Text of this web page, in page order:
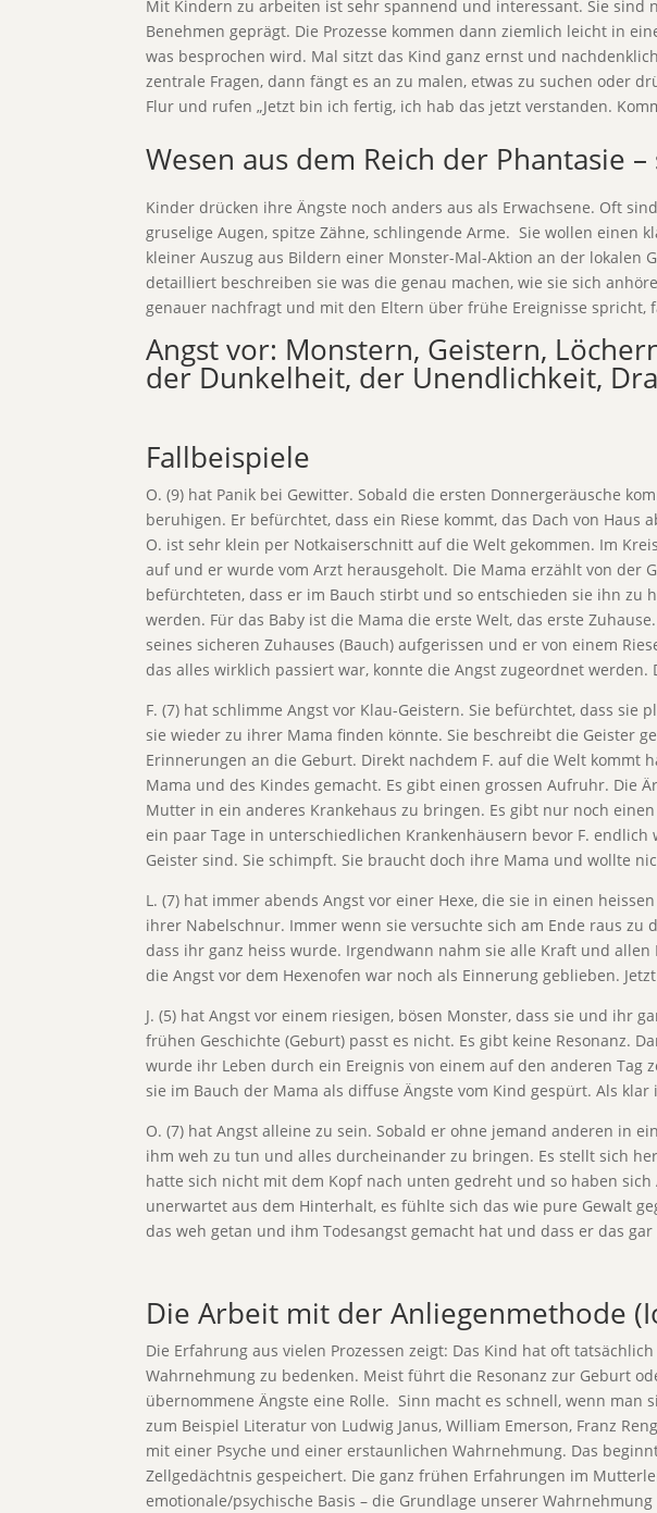
Mit Kindern zu arbeiten ist sehr spannend und interessant. Sie
Benehmen geprägt. Die Prozesse kommen dann ziemlich leicht in
was besprochen wird. Mal sitzt das Kind ganz ernst und
zentrale Fragen, dann fängt es an zu malen, etwas zu suchen oder
Flur und rufen „Jetzt bin ich fertig, ich hab das jetzt verstanden.
Wesen aus dem Reich der Phantasie
Kinder drücken ihre Ängste noch anders aus als Erwachsene. Oft
gruselige Augen, spitze Zähne, schlingende Arme. Sie wollen einen
kleiner Auszug aus Bildern einer Monster-Mal-Aktion an der lokalen
detailliert beschreiben sie was die genau machen, wie sie sich
genauer nachfragt und mit den Eltern über frühe Ereignisse
Angst vor: Monstern, Geistern,
der Dunkelheit, der Unendlichkeit,
Fallbeispiele
O. (9) hat Panik bei Gewitter. Sobald die ersten Donnergeräusche
beruhigen. Er befürchtet, dass ein Riese kommt, das Dach von
O. ist sehr klein per Notkaiserschnitt auf die Welt gekommen. Im
auf und er wurde vom Arzt herausgeholt. Die Mama erzählt von der
befürchteten, dass er im Bauch stirbt und so entschieden sie ihn zu
werden. Für das Baby ist die Mama die erste Welt, das erste
seines sicheren Zuhauses (Bauch) aufgerissen und er von einem
das alles wirklich passiert war, konnte die Angst zugeordnet
F. (7) hat schlimme Angst vor Klau-Geistern. Sie befürchtet, dass
sie wieder zu ihrer Mama finden könnte. Sie beschreibt die Geister
Erinnerungen an die Geburt. Direkt nachdem F. auf die Welt kommt
Mama und des Kindes gemacht. Es gibt einen grossen Aufruhr.
Mutter in ein anderes Krankehaus zu bringen. Es gibt nur noch
ein paar Tage in unterschiedlichen Krankenhäusern bevor F.
Geister sind. Sie schimpft. Sie braucht doch ihre Mama und wollte
L. (7) hat immer abends Angst vor einer Hexe, die sie in einen
ihrer Nabelschnur. Immer wenn sie versuchte sich am Ende raus
dass ihr ganz heiss wurde. Irgendwann nahm sie alle Kraft und
die Angst vor dem Hexenofen war noch als Einnerung geblieben.
J. (5) hat Angst vor einem riesigen, bösen Monster, dass sie und ihr
frühen Geschichte (Geburt) passt es nicht. Es gibt keine Resonanz.
wurde ihr Leben durch ein Ereignis von einem auf den anderen Tag
sie im Bauch der Mama als diffuse Ängste vom Kind gespürt. Als
O. (7) hat Angst alleine zu sein. Sobald er ohne jemand anderen in
ihm weh zu tun und alles durcheinander zu bringen. Es stellt sich
hatte sich nicht mit dem Kopf nach unten gedreht und so haben
unerwartet aus dem Hinterhalt, es fühlte sich das wie pure Gewalt
das weh getan und ihm Todesangst gemacht hat und dass er das
Die Arbeit mit der Anliegenmethode
Die Erfahrung aus vielen Prozessen zeigt: Das Kind hat oft
Wahrnehmung zu bedenken. Meist führt die Resonanz zur Geburt
übernommene Ängste eine Rolle. Sinn macht es schnell, wenn man
zum Beispiel Literatur von Ludwig Janus, William Emerson, Franz
mit einer Psyche und einer erstaunlichen Wahrnehmung. Das
Zellgedächtnis gespeichert. Die ganz frühen Erfahrungen im
emotionale/psychische Basis – die Grundlage unserer